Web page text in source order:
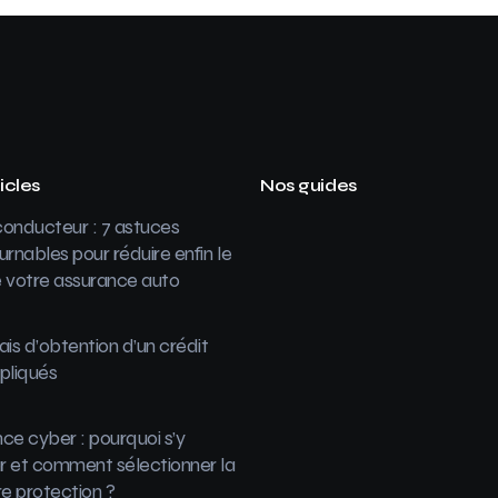
: 7 astuces
pour réduire enfin le
assurance auto
d’obtention d’un crédit
cyber : pourquoi s’y
et comment sélectionner la
protection ?
Nos guides